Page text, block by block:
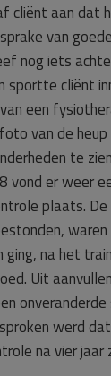
cliënt aan dat
van
nog iets
sportte cliënt
een
van de
te
vond er weer
plaats. De
ging, na het
Uit
werd
na vier jaar